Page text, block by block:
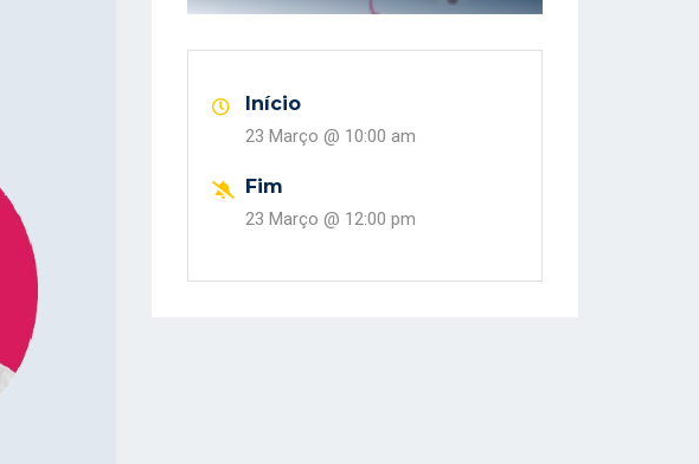
Início
23 Março @ 10:00 am
Fim
23 Março @ 12:00 pm